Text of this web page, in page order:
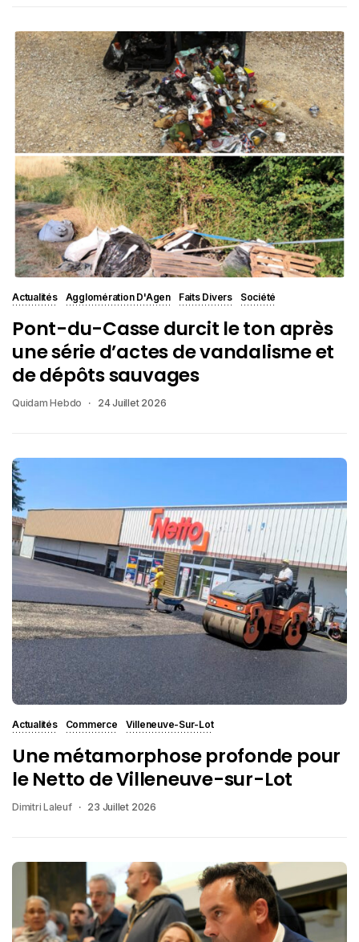
Actualités Agglomération D'Agen Faits Divers Société
Pont-du-Casse durcit le ton après
une série d’actes de vandalisme et
de dépôts sauvages
Quidam Hebdo 24 Juillet 2026
Actualités Commerce Villeneuve-Sur-Lot
Une métamorphose profonde pour
le Netto de Villeneuve-sur-Lot
Dimitri Laleuf 23 Juillet 2026